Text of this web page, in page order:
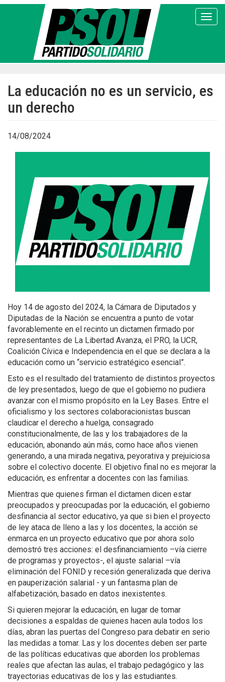
Pasar
La educación no es un servicio, es
un derecho
14/08/2024
Hoy 14 de agosto del 2024, la Cámara de Diputados y
Diputadas de la Nación se encuentra a punto de votar
favorablemente en el recinto un dictamen firmado por
representantes de La Libertad Avanza, el PRO, la UCR,
Coalición Cívica e Independencia en el que se declara a la
educación como un “servicio estratégico esencial”.
Esto es el resultado del tratamiento de distintos proyectos
de ley presentados, luego de que el gobierno no pudiera
avanzar con el mismo propósito en la Ley Bases. Entre el
oficialismo y los sectores colaboracionistas buscan
claudicar el derecho a huelga, consagrado
constitucionalmente, de las y los trabajadores de la
educación, abonando aún más, como hace años vienen
generando, a una mirada negativa, peyorativa y prejuiciosa
sobre el colectivo docente. El objetivo final no es mejorar la
educación, es enfrentar a docentes con las familias.
Mientras que quienes firman el dictamen dicen estar
preocupados y preocupadas por la educación, el gobierno
desfinancia al sector educativo, ya que si bien el proyecto
de ley ataca de lleno a las y los docentes, la acción se
enmarca en un proyecto educativo que por ahora solo
demostró tres acciones: el desfinanciamiento –vía cierre
de programas y proyectos-, el ajuste salarial –vía
eliminación del FONID y recesión generalizada que deriva
en pauperización salarial - y un fantasma plan de
alfabetización, basado en datos inexistentes.
Si quieren mejorar la educación, en lugar de tomar
decisiones a espaldas de quienes hacen aula todos los
días, abran las puertas del Congreso para debatir en serio
las medidas a tomar. Las y los docentes deben ser parte
de las políticas educativas que aborden los problemas
reales que afectan las aulas, el trabajo pedagógico y las
trayectorias educativas de los y las estudiantes.